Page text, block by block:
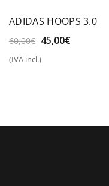
ADIDAS HOOPS 3.0
60,00€ El
original
45,00€El
(IVA incl.)